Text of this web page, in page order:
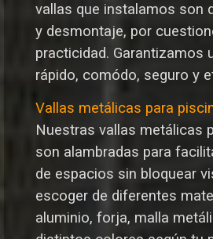
vallas que instalamos son
y desmontaje, por
practicidad. Garantizamos
rápido, comódo, seguro y
Vallas metálicas para
Nuestras vallas metálicas
son alambradas para
de espacios sin bloquear
escoger de diferentes
aluminio, forja, malla